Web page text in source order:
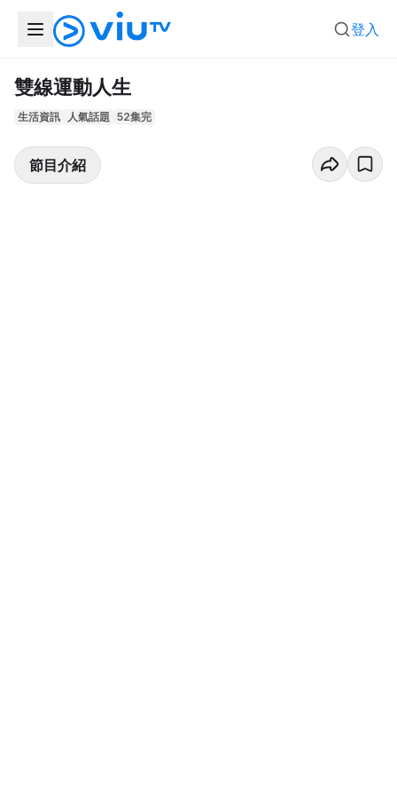
登入
雙線運動人生
生活資訊 人氣話題 52集完
節目介紹